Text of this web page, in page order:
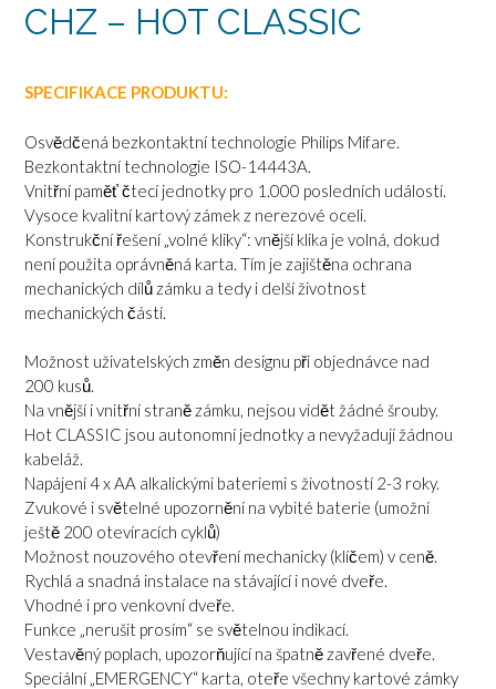
CHZ – HOT CLASSIC
SPECIFIKACE PRODUKTU:
Osvědčená bezkontaktní technologie Philips Mifare.
Bezkontaktní technologie ISO-14443A.
Vnitřní paměť čtecí jednotky pro 1.000 posledních událostí.
Vysoce kvalitní kartový zámek z nerezové oceli.
Konstrukční řešení „volné kliky“: vnější klika je volná, dokud
není použita oprávněná karta. Tím je zajištěna ochrana
mechanických dílů zámku a tedy i delší životnost
mechanických částí.
Možnost uživatelských změn designu při objednávce nad
200 kusů.
Na vnější i vnitřní straně zámku, nejsou vidět žádné šrouby.
Hot CLASSIC jsou autonomní jednotky a nevyžadují žádnou
kabeláž.
Napájení 4 x AA alkalickými bateriemi s životností 2-3 roky.
Zvukové i světelné upozornění na vybité baterie (umožní
ještě 200 otevíracích cyklů)
Možnost nouzového otevření mechanicky (klíčem) v ceně.
Rychlá a snadná instalace na stávající i nové dveře.
Vhodné i pro venkovní dveře.
Funkce „nerušit prosím“ se světelnou indikací.
Vestavěný poplach, upozorňující na špatně zavřené dveře.
Speciální „EMERGENCY“ karta, oteře všechny kartové zámky